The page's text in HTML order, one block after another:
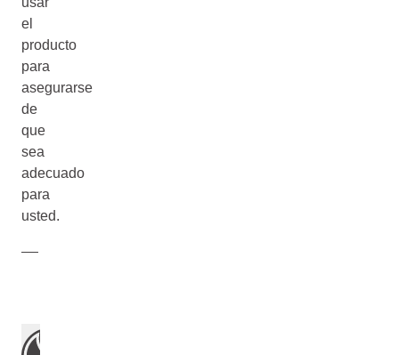
el
producto
para
asegurarse
de
que
sea
adecuado
para
usted.